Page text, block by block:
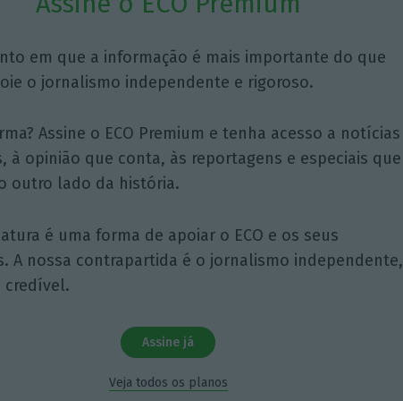
em que a informação é mais importante do que
o jornalismo independente e rigoroso.
Assine o ECO Premium e tenha acesso a notícias
à opinião que conta, às reportagens e especiais que
outro lado da história.
é uma forma de apoiar o ECO e os seus
A nossa contrapartida é o jornalismo independente,
credível.
Assine já
Veja todos os planos